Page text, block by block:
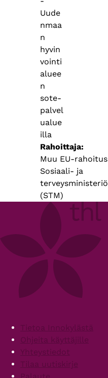
Uude
nmaa
n
hyvin
vointi
aluee
n
sote-
palvel
ualue
illa
Rahoittaja
Muu EU-rahoitus
Sosiaali- ja
terveysministeriö
(STM)
FooterTietoa Innokylästä
Ohjeita käyttäjille
Yhteystiedot
Tilaa uutiskirje
Palaute